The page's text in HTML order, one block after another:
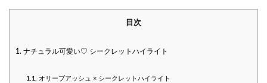
目次
1. ナチュラル可愛い♡ シークレットハイライト
1.1. オリーブアッシュ × シークレットハイライト